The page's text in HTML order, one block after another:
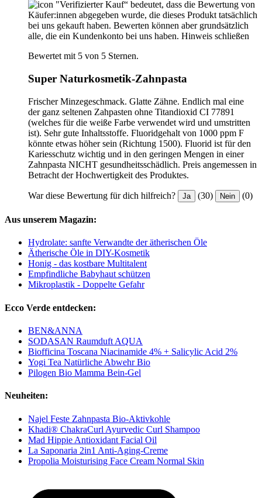
"Verifizierter Kauf“ bedeutet, dass die Bewertung von
Käufer:innen abgegeben wurde, die dieses Produkt tatsächlich
bei uns gekauft haben. Bewerten können aber grundsätzlich
alle, die ein Kundenkonto bei uns haben. Hinweis schließen
Bewertet mit 5 von 5 Sternen.
Super Naturkosmetik-Zahnpasta
Frischer Minzegeschmack. Glatte Zähne. Endlich mal eine
der ganz seltenen Zahpasten ohne Titandioxid CI 77891
(welches für die weiße Farbe verwendet wird und umstritten
ist). Sehr gute Inhaltsstoffe. Fluoridgehalt von 1000 ppm F
könnte etwas höher sein (Richtung 1500). Fluorid ist für den
Kariesschutz wichtig und in den geringen Mengen in einer
Zahnpasta NICHT gesundheitsschädlich. Preis angemessen in
Betracht der Hochwertigkeit des Produktes.
War diese Bewertung für dich hilfreich? Ja (30) Nein (0)
Aus unserem Magazin:
Hydrolate: sanfte Verwandte der ätherischen Öle
Ätherische Öle in DIY-Kosmetik
Honig - das kostbare Multitalent
Empfindliche Babyhaut schützen
Mikroplastik - Doppelte Gefahr
Ecco Verde entdecken:
BEN&ANNA
SODASAN Raumduft AQUA
Biofficina Toscana Niacinamide 4% + Salicylic Acid 2%
Yogi Tea Natürliche Abwehr Bio
Pilogen Bio Mamma Bein-Gel
Neuheiten:
Najel Feste Zahnpasta Bio-Aktivkohle
Khadi® ChakraCurl Ayurvedic Curl Shampoo
Mad Hippie Antioxidant Facial Oil
La Saponaria 2in1 Anti-Aging-Creme
Propolia Moisturising Face Cream Normal Skin